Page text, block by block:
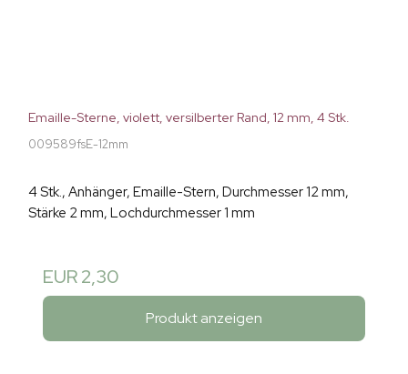
Emaille-Sterne, violett, versilberter Rand, 12 mm, 4 Stk.
009589fsE-12mm
4 Stk., Anhänger, Emaille-Stern, Durchmesser 12 mm,
Stärke 2 mm, Lochdurchmesser 1 mm
EUR 2,30
Produkt anzeigen